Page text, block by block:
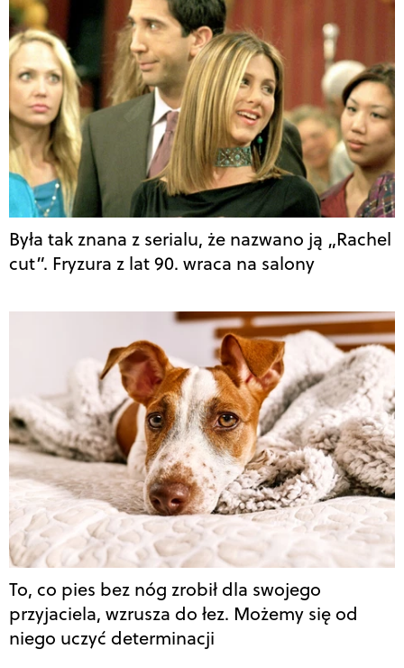
Była tak znana z serialu, że nazwano ją „Rachel
cut”. Fryzura z lat 90. wraca na salony
To, co pies bez nóg zrobił dla swojego
przyjaciela, wzrusza do łez. Możemy się od
niego uczyć determinacji